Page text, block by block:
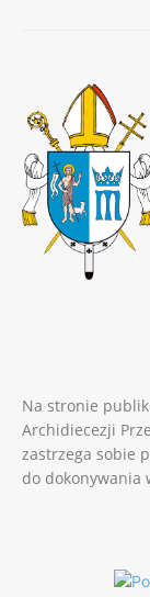
Na stronie
Archidiecezji
zastrzega sobie
do dokonywania